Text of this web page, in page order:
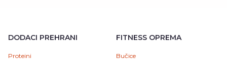
DODACI PREHRANI
Proteini
FITNESS OPREMA
Bučice